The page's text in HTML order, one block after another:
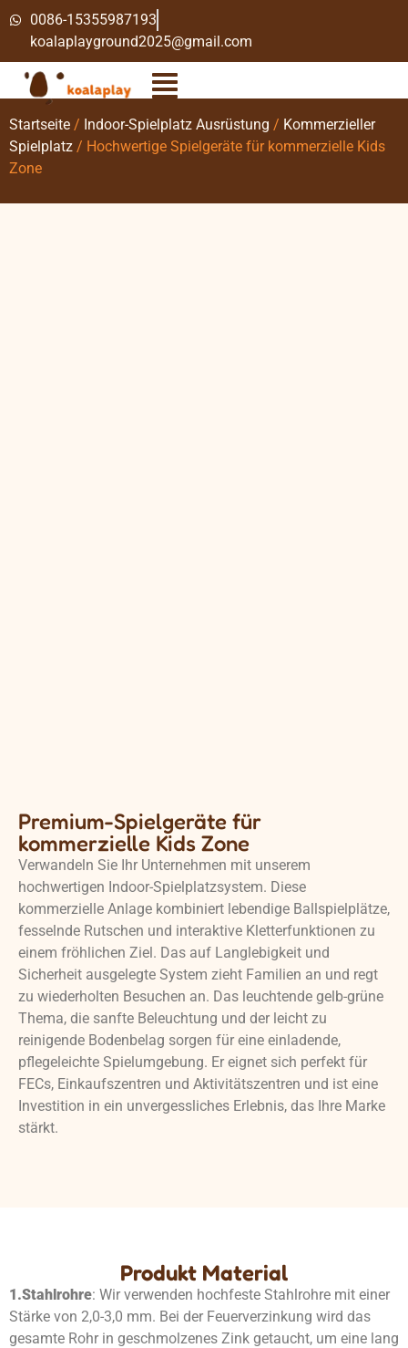
0086-15355987193
koalaplayground2025@gmail.com
Startseite / Indoor-Spielplatz Ausrüstung / Kommerzieller
Spielplatz / Hochwertige Spielgeräte für kommerzielle Kids
Zone
Premium-Spielgeräte für
kommerzielle Kids Zone
Verwandeln Sie Ihr Unternehmen mit unserem
hochwertigen Indoor-Spielplatzsystem. Diese
kommerzielle Anlage kombiniert lebendige Ballspielplätze,
fesselnde Rutschen und interaktive Kletterfunktionen zu
einem fröhlichen Ziel. Das auf Langlebigkeit und
Sicherheit ausgelegte System zieht Familien an und regt
zu wiederholten Besuchen an. Das leuchtende gelb-grüne
Thema, die sanfte Beleuchtung und der leicht zu
reinigende Bodenbelag sorgen für eine einladende,
pflegeleichte Spielumgebung. Er eignet sich perfekt für
FECs, Einkaufszentren und Aktivitätszentren und ist eine
Investition in ein unvergessliches Erlebnis, das Ihre Marke
stärkt.
Produkt Material
1.Stahlrohre: Wir verwenden hochfeste Stahlrohre mit einer
Stärke von 2,0-3,0 mm. Bei der Feuerverzinkung wird das
gesamte Rohr in geschmolzenes Zink getaucht, um eine lang